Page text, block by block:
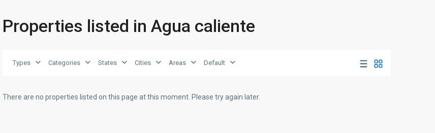
Properties listed in Agua caliente
Types Categories States Cities Areas Default
There are no properties listed on this page at this moment. Please try again later.